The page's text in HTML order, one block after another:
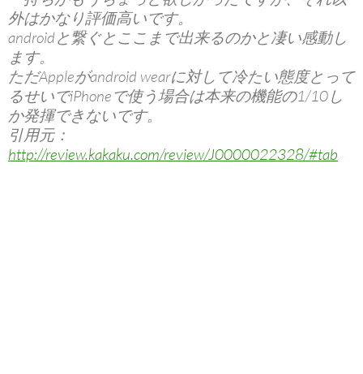
外はかなり評価高いです。
androidと繋ぐとここまで出来るのかと凄い感動し
ます。
ただAppleがandroid wearに対して冷たい態度とって
るせいでiPhoneで使う場合は本来の機能の1/10し
か発揮できないです。
引用元：
http://review.kakaku.com/review/J0000022328/#tab